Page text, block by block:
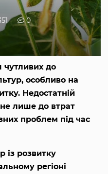
0
чутливих до
особливо на
Недостатній
лише до втрат
проблем під час
із розвитку
регіоні